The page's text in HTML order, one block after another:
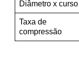
Diâmetro x curso
Taxa de
compressão